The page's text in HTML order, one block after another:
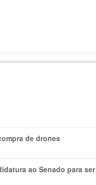
de drones
ao Senado para ser